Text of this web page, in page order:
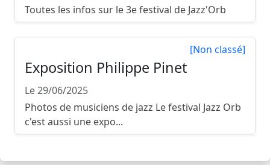
Toutes les infos sur le 3e festival de Jazz'Orb
[Non classé]
Exposition Philippe Pinet
Le 29/06/2025
Photos de musiciens de jazz Le festival Jazz Orb
c'est aussi une expo...